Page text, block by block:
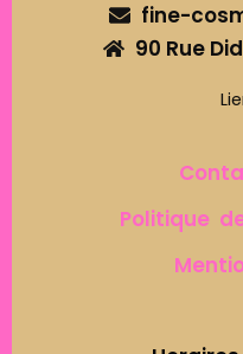
fine-
90 Rue
Politique